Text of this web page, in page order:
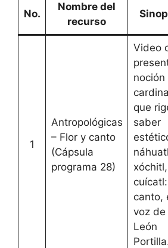
No.
Nombre del
recurso
1
Antropológicas
– Flor y canto
(Cápsula
programa 28)
Video
noción
que
saber
canto,
voz de
León